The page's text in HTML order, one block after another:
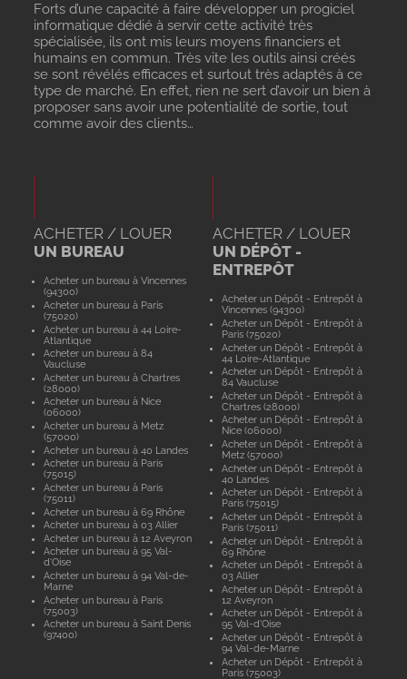
Forts d’une capacité à faire développer un progiciel
informatique dédié à servir cette activité très
spécialisée, ils ont mis leurs moyens financiers et
humains en commun. Très vite les outils ainsi créés
se sont révélés efficaces et surtout très adaptés à ce
type de marché. En effet, rien ne sert d’avoir un bien à
proposer sans avoir une potentialité de sortie, tout
comme avoir des clients…
ACHETER / LOUER
UN BUREAU
Acheter un bureau à Vincennes
(94300)
Acheter un bureau à Paris
(75020)
Acheter un bureau à 44 Loire-
Atlantique
Acheter un bureau à 84
Vaucluse
Acheter un bureau à Chartres
(28000)
Acheter un bureau à Nice
(06000)
Acheter un bureau à Metz
(57000)
Acheter un bureau à 40 Landes
Acheter un bureau à Paris
(75015)
Acheter un bureau à Paris
(75011)
Acheter un bureau à 69 Rhône
Acheter un bureau à 03 Allier
Acheter un bureau à 12 Aveyron
Acheter un bureau à 95 Val-
d'Oise
Acheter un bureau à 94 Val-de-
Marne
Acheter un bureau à Paris
(75003)
Acheter un bureau à Saint Denis
(97400)
ACHETER / LOUER
UN DÉPÔT -
ENTREPÔT
Acheter un Dépôt - Entrepôt à
Vincennes (94300)
Acheter un Dépôt - Entrepôt à
Paris (75020)
Acheter un Dépôt - Entrepôt à
44 Loire-Atlantique
Acheter un Dépôt - Entrepôt à
84 Vaucluse
Acheter un Dépôt - Entrepôt à
Chartres (28000)
Acheter un Dépôt - Entrepôt à
Nice (06000)
Acheter un Dépôt - Entrepôt à
Metz (57000)
Acheter un Dépôt - Entrepôt à
40 Landes
Acheter un Dépôt - Entrepôt à
Paris (75015)
Acheter un Dépôt - Entrepôt à
Paris (75011)
Acheter un Dépôt - Entrepôt à
69 Rhône
Acheter un Dépôt - Entrepôt à
03 Allier
Acheter un Dépôt - Entrepôt à
12 Aveyron
Acheter un Dépôt - Entrepôt à
95 Val-d'Oise
Acheter un Dépôt - Entrepôt à
94 Val-de-Marne
Acheter un Dépôt - Entrepôt à
Paris (75003)